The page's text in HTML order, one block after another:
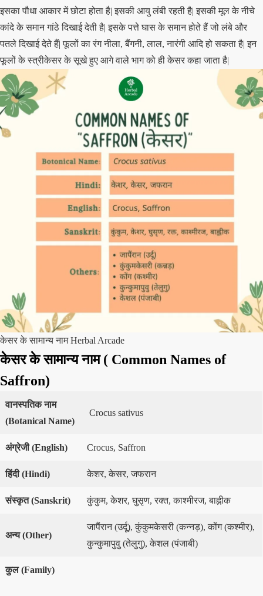
इसका पौधा आकार में छोटा होता है| इसकी आयु लंबी रहती है| इसकी मूल के नीचे
कांदे के समान गांठे दिखाई देती है| इसके पत्ते घास के समान होते हैं जो लंबे और
पतले दिखाई देते हैं| फूलों का रंग नीला, बैंगनी, लाल, नारंगी आदि हो सकता है| इन
फूलों के स्त्रीकेसर के सूखे हुए आगे वाले भाग को ही केसर कहा जाता है|
केसर के सामान्य नाम Herbal Arcade
केसर के सामान्य नाम( Common Names of
Saffron)
वानस्पतिक नाम
(Botanical Name)
Crocus sativus
अंग्रेजी (English) Crocus, Saffron
हिंदी (Hindi) केशर, केसर, जफरान
संस्कृत (Sanskrit) कुंकुम, केशर, घुसृण, रक्त, काश्मीरज, बाह्लीक
अन्य (Other)
जापैंरान (उर्दू), कुंकुमकेसरी (कन्नड़), कोंग (कश्मीर),
कुन्कुमापुवु (तेलुगु), केशल (पंजाबी)
कुल (Family)